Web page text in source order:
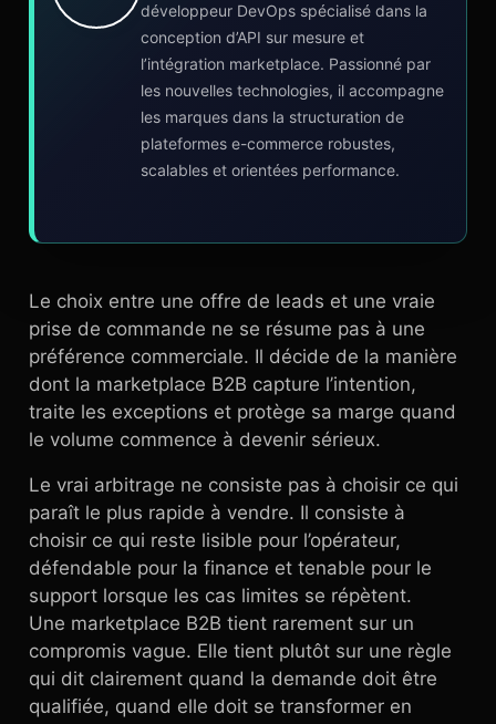
développeur DevOps spécialisé dans la
conception d’API sur mesure et
l’intégration marketplace. Passionné par
les nouvelles technologies, il accompagne
les marques dans la structuration de
plateformes e-commerce robustes,
scalables et orientées performance.
Le choix entre une offre de leads et une vraie
prise de commande ne se résume pas à une
préférence commerciale. Il décide de la manière
dont la marketplace B2B capture l’intention,
traite les exceptions et protège sa marge quand
le volume commence à devenir sérieux.
Le vrai arbitrage ne consiste pas à choisir ce qui
paraît le plus rapide à vendre. Il consiste à
choisir ce qui reste lisible pour l’opérateur,
défendable pour la finance et tenable pour le
support lorsque les cas limites se répètent.
Une marketplace B2B tient rarement sur un
compromis vague. Elle tient plutôt sur une règle
qui dit clairement quand la demande doit être
qualifiée, quand elle doit se transformer en